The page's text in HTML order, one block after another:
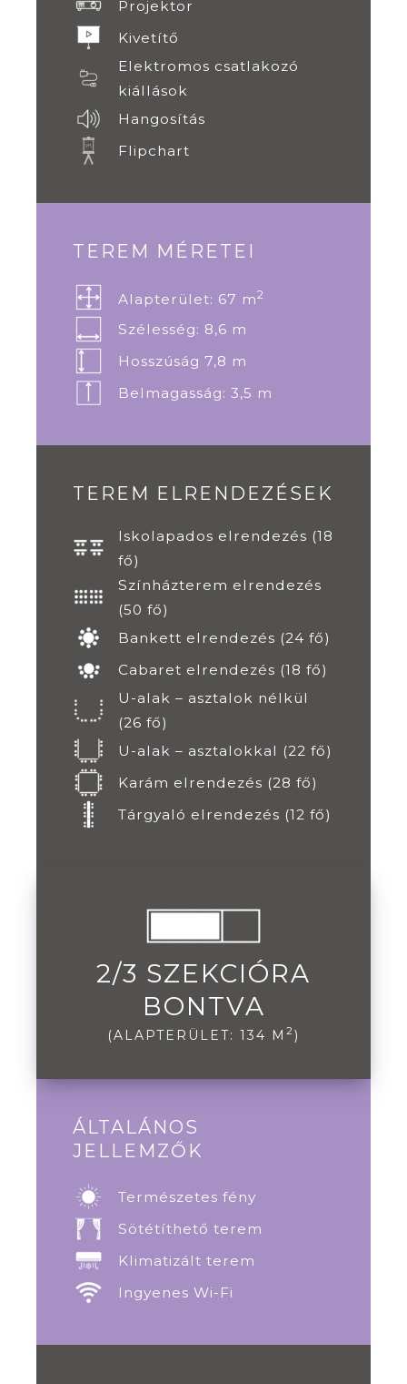
Projektor
Kivetítő
Elektromos csatlakozó
kiállások
Hangosítás
Flipchart
TEREM MÉRETEI
Alapterület: 67 m2
Szélesség: 8,6 m
Hosszúság 7,8 m
Belmagasság: 3,5 m
TEREM ELRENDEZÉSEK
Iskolapados elrendezés (18
fő)
Színházterem elrendezés
(50 fő)
Bankett elrendezés (24 fő)
Cabaret elrendezés (18 fő)
U-alak – asztalok nélkül
(26 fő)
U-alak – asztalokkal (22 fő)
Karám elrendezés (28 fő)
Tárgyaló elrendezés (12 fő)
2/3 SZEKCIÓRA
BONTVA
(ALAPTERÜLET: 134 M 2 )
ÁLTALÁNOS
JELLEMZŐK
Természetes fény
Sötétíthető terem
Klimatizált terem
Ingyenes Wi-Fi